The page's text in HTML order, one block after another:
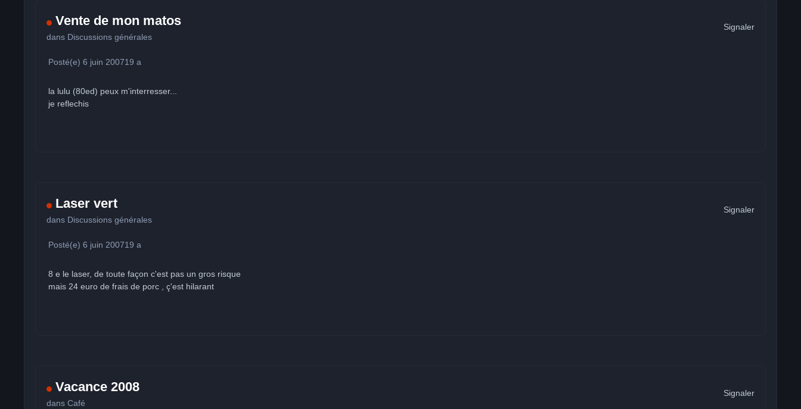
Vente de mon matos
dans Discussions générales
Signaler
Posté(e)6 juin 200719 a
la lulu (80ed) peux m'interresser...
je reflechis
Laser vert
dans Discussions générales
Signaler
Posté(e)6 juin 200719 a
8 e le laser, de toute façon c'est pas un gros risque
mais 24 euro de frais de porc , ç'est hilarant
Vacance 2008
dansCafé
Signaler